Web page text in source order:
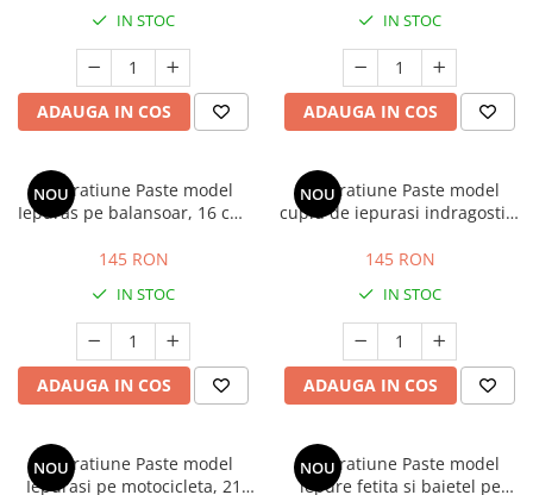
Costume pentru Halloween
Costume Populare
Baloane latex
Pinata petreceri
IN STOC
ADAUGA IN COS
IN STOC
ADAUGA IN COS
NOU
Decoratiune Paste model
Iepuras pe balansoar, 16 cm,
145 RON
IN STOC
ADAUGA IN COS
NOU
Decoratiune Paste model
cuplu de iepurasi indragostiti,
145 RON
IN STOC
ADAUGA IN COS
NOU
Decoratiune Paste model
Iepurasi pe motocicleta, 21
NOU
Decoratiune Paste model
iepure fetita si baietel pe